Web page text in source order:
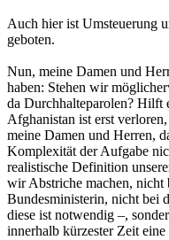
Auch hier ist Umsteuerung
geboten.
Nun, meine Damen und
haben: Stehen wir
da Durchhalteparolen? Hilft
Afghanistan ist erst
meine Damen und Herren,
Komplexität der Aufgabe
realistische Definition
wir Abstriche machen, nicht
Bundesministerin, nicht bei
diese ist notwendig –,
innerhalb kürzester Zeit